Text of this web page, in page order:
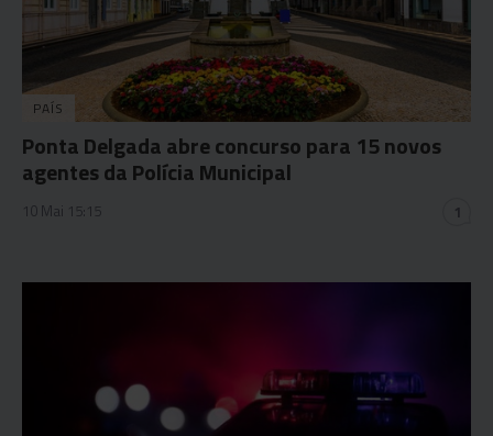
PAÍS
Ponta Delgada abre concurso para 15 novos
agentes da Polícia Municipal
10 Mai 15:15 1